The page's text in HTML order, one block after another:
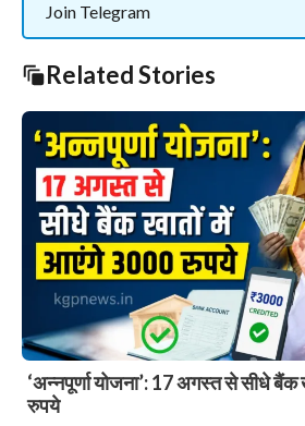
Join Telegram
Related Stories